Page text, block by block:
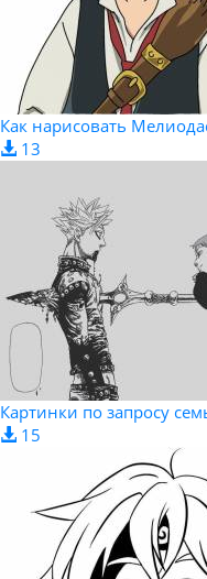
Как нарисовать
13
Картинки по запросу
15